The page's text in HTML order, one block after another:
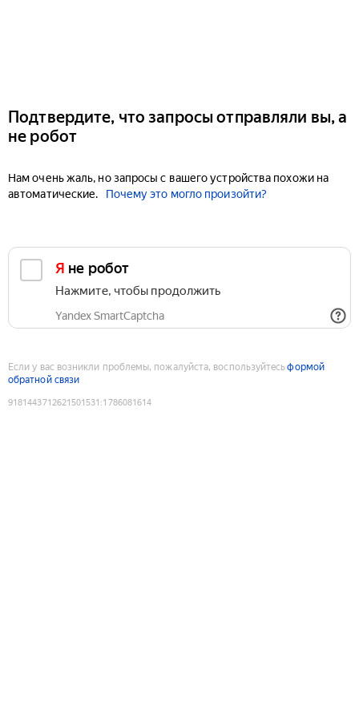
Подтвердите, что запросы отправляли вы, а
не робот
Нам очень жаль, но запросы с вашего устройства похожи на
автоматические.
Почему это могло произойти?
Я не робот
Нажмите, чтобы продолжить
Yandex SmartCaptcha
Если у вас возникли проблемы, пожалуйста, воспользуйтесьформой
обратной связи
9181443712621501531 :1786081614